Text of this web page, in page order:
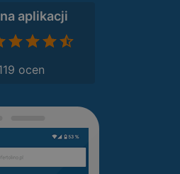
aplikacji
ocen